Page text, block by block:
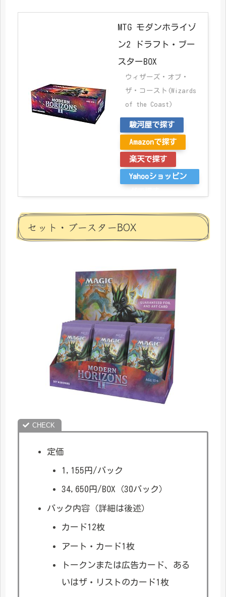
MTG モダンホライゾ
ン2 ドラフト・ブー
スターBOX
ウィザーズ・オブ・
ザ・コースト(Wizards
of the Coast)
駿河屋で探す
Amazonで探す
楽天で探す
Yahooショッピン
セット・ブースターBOX
定価
1,155円/パック
34,650円/BOX（30パック）
パック内容（詳細は後述）
カード12枚
アート・カード1枚
トークンまたは広告カード、ある
いはザ・リストのカード1枚